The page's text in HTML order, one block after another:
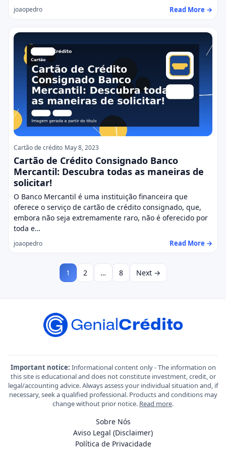
joaopedro Read More →
Cartão de crédito May 8, 2023
Cartão de Crédito Consignado Banco
Mercantil: Descubra todas as maneiras de
solicitar!
O Banco Mercantil é uma instituição financeira que
oferece o serviço de cartão de crédito consignado, que,
embora não seja extremamente raro, não é oferecido por
toda e…
joaopedro Read More →
1 2 … 8 Next →
Important notice: Informational content only - The information on
this site is educational and does not constitute investment, credit, or
legal/accounting advice. Always assess your individual situation and, if
necessary, seek a qualified professional. Products and conditions may
change without prior notice. Read more.
Sobre Nós
Aviso Legal (Disclaimer)
Política de Privacidade